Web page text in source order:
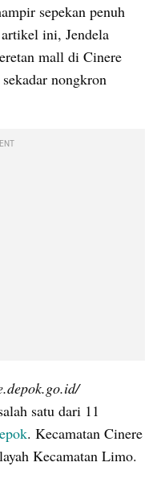
sepekan penuh
ini, Jendela
mall di Cinere
nongkron
satu dari 11
. Kecamatan Cinere
Kecamatan Limo.